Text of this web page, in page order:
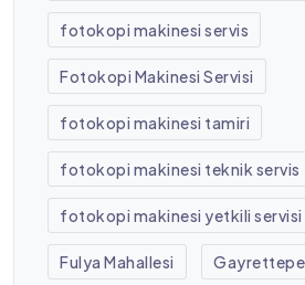
fotokopi makinesi servis
Fotokopi Makinesi Servisi
fotokopi makinesi tamiri
fotokopi makinesi teknik servis
fotokopi makinesi yetkili servisi
Fulya Mahallesi Gayrettepe